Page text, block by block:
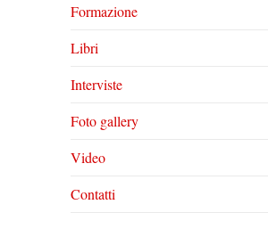
Formazione
Libri
Interviste
Foto gallery
Video
Contatti